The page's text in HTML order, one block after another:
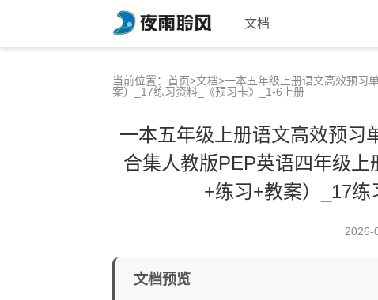
文档
当前位置： 首页>文档>一本五年级上册语文高效预习
案）_17练习资料_《预习卡》_1-6上册
一本五年级上册语文高效预习
合集人教版PEP英语四年级
+练习+教案）_17
2026-
文档预览